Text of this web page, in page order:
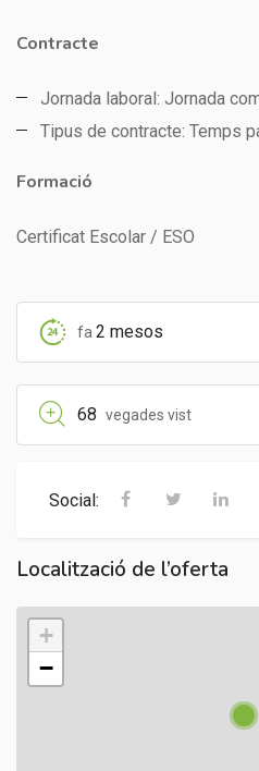
Contracte
Jornada laboral: Jornada
Tipus de contracte: Temps
Formació
Certificat Escolar / ESO
fa2 mesos
68 vegades vist
Social:
Localització de l’oferta
+
−